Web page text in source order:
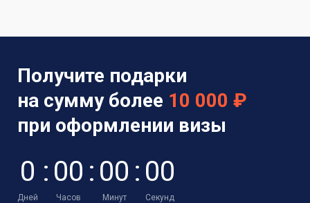
Получите подарки
на сумму более 10 000 ₽
при оформлении визы
0
Дней
: 00
Часов
: 00
Минут
: 00
Секунд